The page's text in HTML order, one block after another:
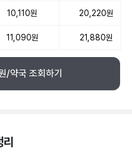
10,110원 20,220원
11,090원 21,880원
/약국 조회하기